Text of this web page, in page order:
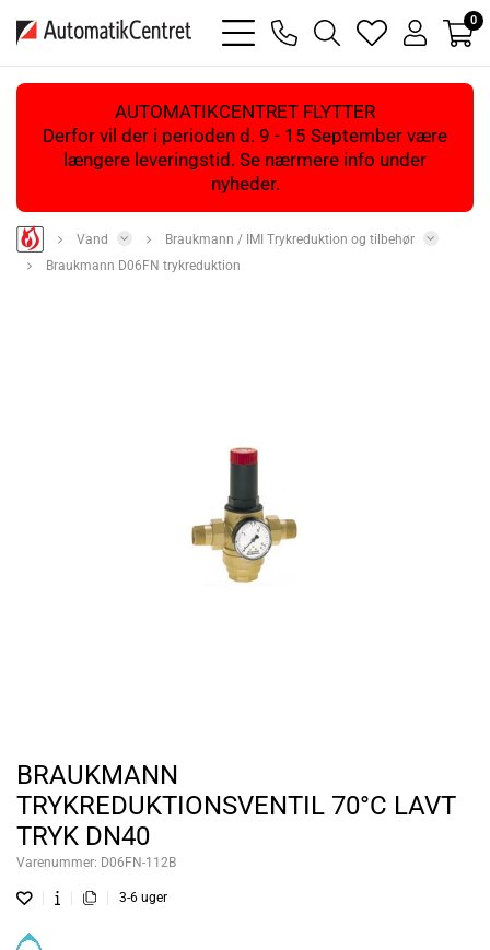
bars
light
phone
magnifying
glass
heart
light
user
light
0
AUTOMATIKCENTRET FLYTTER
Derfor vil der i perioden d. 9 - 15 September være
længere leveringstid. Se nærmere info under
nyheder.
Vand
Braukmann / IMI Trykreduktion og tilbehør
Braukmann D06FN trykreduktion
BRAUKMANN
TRYKREDUKTIONSVENTIL 70°C LAVT
TRYK DN40
Varenummer: D06FN-112B
3-6 uger